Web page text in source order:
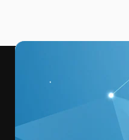
動画
最高のクリエイ
ットフォーム。